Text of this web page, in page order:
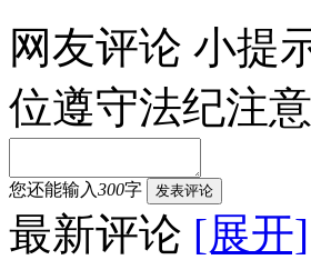
网友评论 小提
位遵守法纪注
您还能输入300字 发表评论
最新评论 [展开]